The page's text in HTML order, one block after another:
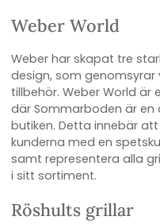
Weber World
Weber har skapat tre
design, som
tillbehör. Weber World
där Sommarboden är
butiken. Detta innebär
kunderna med en
samt representera alla
i sitt sortiment.
Röshults grillar